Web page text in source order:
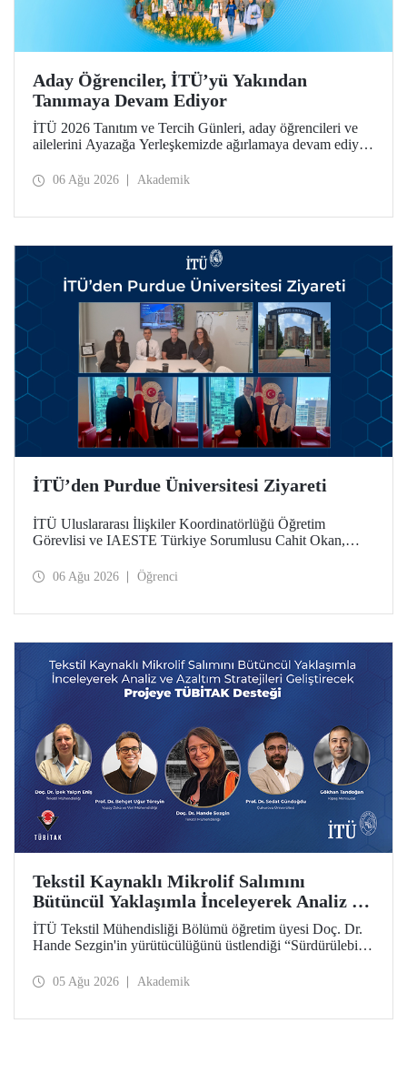
Aday Öğrenciler, İTÜ’yü Yakından
Tanımaya Devam Ediyor
İTÜ 2026 Tanıtım ve Tercih Günleri, aday öğrencileri ve
ailelerini Ayazağa Yerleşkemizde ağırlamaya devam ediyor.
ilgili fakülte ve birimler adaylara bilgi vermeye devam
06 Ağu 2026 Akademik
İTÜ’den Purdue Üniversitesi Ziyareti
İTÜ Uluslararası İlişkiler Koordinatörlüğü Öğretim
Görevlisi ve IAESTE Türkiye Sorumlusu Cahit Okan,
Temmuz tarihlerinde ABD’de dünyanın önde gelen
06 Ağu 2026 Öğrenci
Tekstil Kaynaklı Mikrolif Salımını
Bütüncül Yaklaşımla İnceleyerek Analiz ve
Azaltım Stratejileri Geliştirecek Projeye
TÜBİTAK Desteği
İTÜ Tekstil Mühendisliği Bölümü öğretim üyesi Doç. Dr.
Hande Sezgin'in yürütücülüğünü üstlendiği “Sürdürülebilir
Koşullarına Bağlı Mikrolif Salımı: Aşınma, UV Maruziyeti
05 Ağu 2026 Akademik